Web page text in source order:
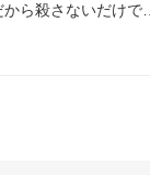
ら殺さないだけで…